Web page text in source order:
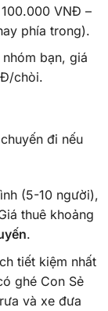
VNĐ –
phía trong).
bạn, giá
chòi.
đi nếu
(5-10 người),
thuê khoảng
.
tiết kiệm nhất
ghé Con Sẻ
và xe đưa